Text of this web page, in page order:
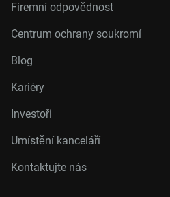
Firemní odpovědnost
Centrum ochrany soukromí
Blog
Kariéry
Investoři
Umístění kanceláří
Kontaktujte nás